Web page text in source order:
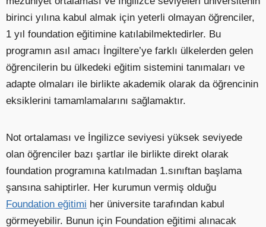
birinci yılına kabul almak için yeterli olmayan öğrenciler,
1 yıl foundation eğitimine katılabilmektedirler. Bu
programın asıl amacı İngiltere’ye farklı ülkelerden gelen
öğrencilerin bu ülkedeki eğitim sistemini tanımaları ve
adapte olmaları ile birlikte akademik olarak da öğrencinin
eksiklerini tamamlamalarını sağlamaktır.
Not ortalaması ve İngilizce seviyesi yüksek seviyede
olan öğrenciler bazı şartlar ile birlikte direkt olarak
foundation programına katılmadan 1.sınıftan başlama
şansına sahiptirler. Her kurumun vermiş olduğu
Foundation eğitimi her üniversite tarafından kabul
görmeyebilir. Bunun için Foundation eğitimi alınacak